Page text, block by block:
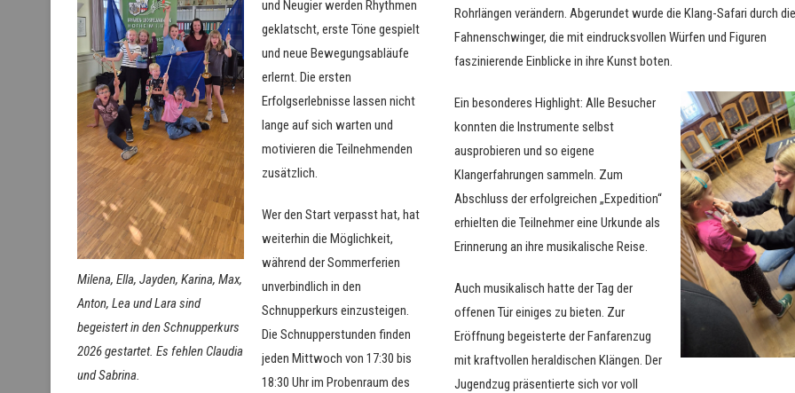
Milena, Ella, Jayden, Karina, Max,
Anton, Lea und Lara sind
begeistert in den Schnupperkurs
2026 gestartet. Es fehlen Claudia
und Sabrina.
und Neugier werden Rhythmen
geklatscht, erste Töne gespielt
und neue Bewegungsabläufe
erlernt. Die ersten
Erfolgserlebnisse lassen nicht
lange auf sich warten und
motivieren die Teilnehmenden
zusätzlich.
Wer den Start verpasst hat, hat
weiterhin die Möglichkeit,
während der Sommerferien
unverbindlich in den
Schnupperkurs einzusteigen.
Die Schnupperstunden finden
jeden Mittwoch von 17:30 bis
18:30 Uhr im Probenraum des
Rohrlängen verändern. Abgerundet wurde die Klang-Safari durch die
Fahnenschwinger, die mit eindrucksvollen Würfen und Figuren
faszinierende Einblicke in ihre Kunst boten.
Ein besonderes Highlight: Alle Besucher
konnten die Instrumente selbst
ausprobieren und so eigene
Klangerfahrungen sammeln. Zum
Abschluss der erfolgreichen „Expedition“
erhielten die Teilnehmer eine Urkunde als
Erinnerung an ihre musikalische Reise.
Auch musikalisch hatte der Tag der
offenen Tür einiges zu bieten. Zur
Eröffnung begeisterte der Fanfarenzug
mit kraftvollen heraldischen Klängen. Der
Jugendzug präsentierte sich vor voll